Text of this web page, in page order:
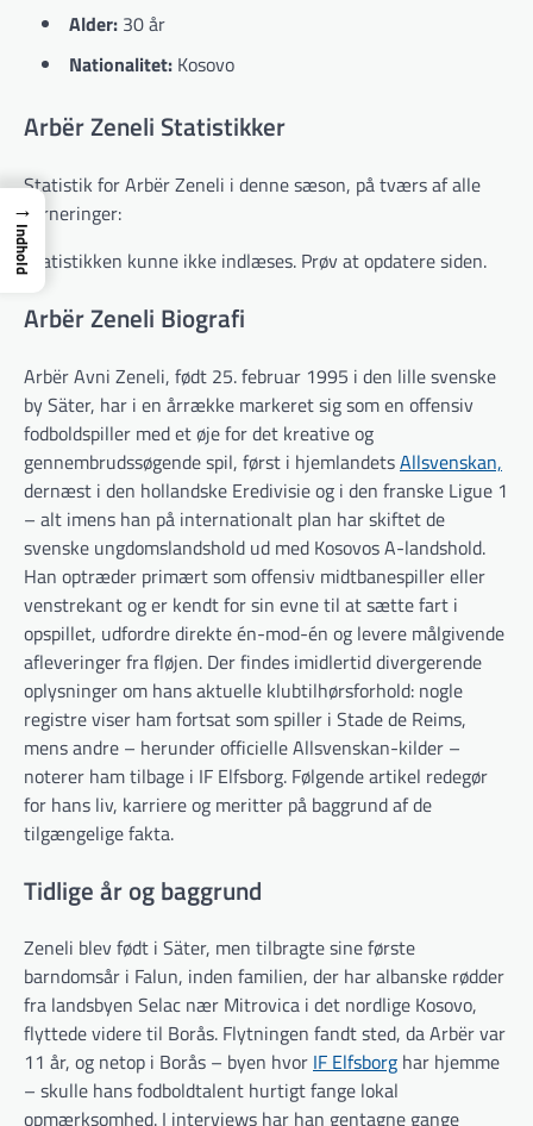
Alder: 30 år
Nationalitet: Kosovo
Arbër Zeneli Statistikker
Statistik for Arbër Zeneli i denne sæson, på tværs af alle
turneringer:
Statistikken kunne ikke indlæses. Prøv at opdatere siden.
Arbër Zeneli Biografi
Arbër Avni Zeneli, født 25. februar 1995 i den lille svenske
by Säter, har i en årrække markeret sig som en offensiv
fodboldspiller med et øje for det kreative og
gennembrudssøgende spil, først i hjemlandetsAllsvenskan,
dernæst i den hollandske Eredivisie og i den franske Ligue 1
– alt imens han på internationalt plan har skiftet de
svenske ungdomslandshold ud med Kosovos A-landshold.
Han optræder primært som offensiv midtbanespiller eller
venstrekant og er kendt for sin evne til at sætte fart i
opspillet, udfordre direkte én-mod-én og levere målgivende
afleveringer fra fløjen. Der findes imidlertid divergerende
oplysninger om hans aktuelle klubtilhørsforhold: nogle
registre viser ham fortsat som spiller i Stade de Reims,
mens andre – herunder officielle Allsvenskan-​kilder –
noterer ham tilbage i IF Elfsborg. Følgende artikel redegør
for hans liv, karriere og meritter på baggrund af de
tilgængelige fakta.
Tidlige år og baggrund
Zeneli blev født i Säter, men tilbragte sine første
barndomsår i Falun, inden familien, der har albanske rødder
fra landsbyen Selac nær Mitrovica i det nordlige Kosovo,
flyttede videre til Borås. Flytningen fandt sted, da Arbër var
11 år, og netop i Borås – byen hvor IF Elfsborg har hjemme
– skulle hans fodboldtalent hurtigt fange lokal
opmærksomhed. I interviews har han gentagne gange
→
Indhold